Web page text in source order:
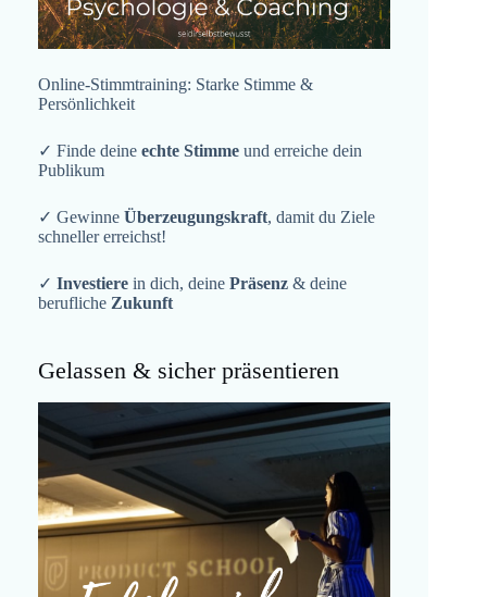
Online-Stimmtraining: Starke Stimme &
Persönlichkeit
✓ Finde deine echte Stimme und erreiche dein
Publikum
✓ Gewinne Überzeugungskraft, damit du Ziele
schneller erreichst!
✓ Investiere in dich, deine Präsenz & deine
berufliche Zukunft
Gelassen & sicher präsentieren